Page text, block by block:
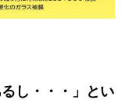
し・・・」とい